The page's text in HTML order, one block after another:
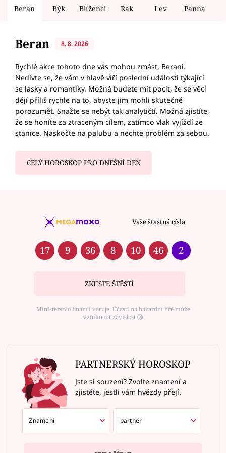
Beran Býk Blíženci Rak Lev Panna
Beran 8. 8. 2026
Rychlé akce tohoto dne vás mohou zmást, Berani.
Nedivte se, že vám v hlavě víří poslední události týkající
se lásky a romantiky. Možná budete mít pocit, že se věci
dějí příliš rychle na to, abyste jim mohli skutečně
porozumět. Snažte se nebýt tak analytičtí. Možná zjistíte,
že se honíte za ztraceným cílem, zatímco vlak vyjíždí ze
stanice. Naskočte na palubu a nechte problém za sebou.
CELÝ HOROSKOP PRO DNEŠNÍ DEN
Vaše šťastná čísla
17 9 36 8 10 46 2
ZKUSTE ŠTĚSTÍ
Ministerstvo financí varuje: Účastí na hazardní hře může
vzniknout závislost ⑱
PARTNERSKÝ HOROSKOP
Jste si souzení? Zvolte znamení a
zjistěte, jestli vám hvězdy přejí.